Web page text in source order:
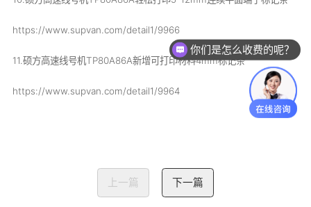
https://www.supvan.com/detail1/9966
11.硕方高速线号机TP80A86A新增可打印材料4mm标记条
https://www.supvan.com/detail1/9964
上一篇 下一篇
你们是怎么收费的呢？